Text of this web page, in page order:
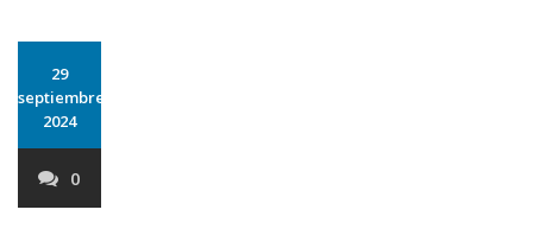
29
septiembre
2024
0